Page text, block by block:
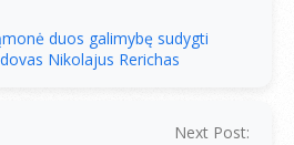
duos galimybę sudygti
Nikolajus Rerichas
Next Post: